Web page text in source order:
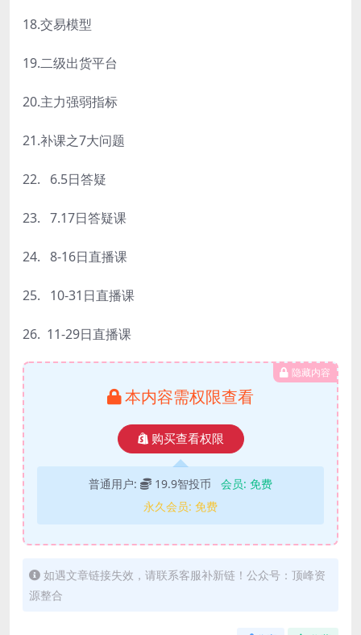
18.交易模型
19.二级出货平台
20.主力强弱指标
21.补课之7大问题
22. 6.5日答疑
23. 7.17日答疑课
24. 8-16日直播课
25. 10-31日直播课
26. 11-29日直播课
隐藏内容
本内容需权限查看
购买查看权限
普通用户: 19.9智投币 会员: 免费
永久会员: 免费
如遇文章链接失效，请联系客服补新链！公众号：顶峰资
源整合